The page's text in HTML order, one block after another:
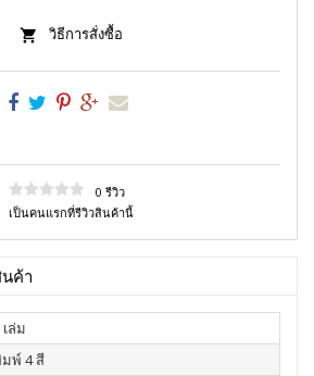
วิธีการสั่งซื้อ
0 รีวิว
เป็นคนแรกที่รีวิวสินค้านี้
ค้า
เล่ม
พ์ 4 สี